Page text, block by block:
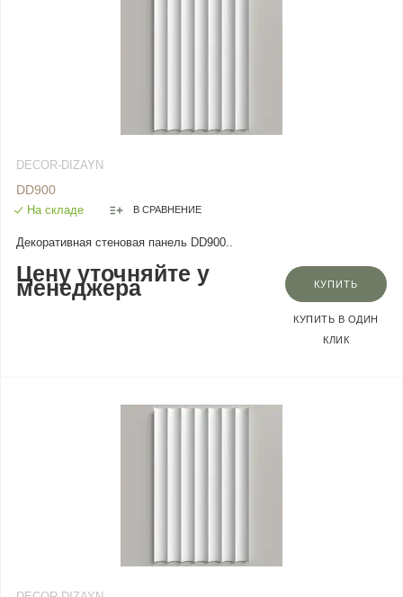
DECOR-DIZAYN
DD900
На складе В СРАВНЕНИЕ
Декоративная стеновая панель DD900..
Цену уточняйте у
менеджера КУПИТЬ
КУПИТЬ В ОДИН
КЛИК